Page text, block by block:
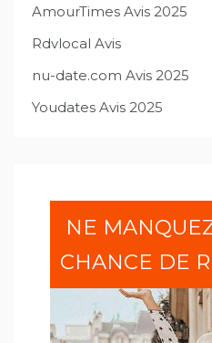
AmourTimes Avis 2025
Rdvlocal Avis
nu-date.com Avis 2025
Youdates Avis 2025
NE
CHANCE DE